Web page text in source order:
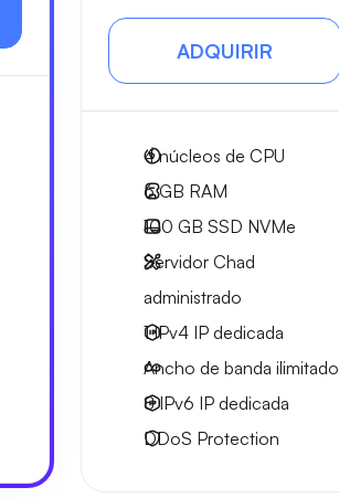
ADQUIRIR
4núcleos de CPU
6 GB RAM
100 GB SSD NVMe
Servidor Chad
administrado
1 IPv4 IP dedicada
Ancho de banda ilimitado
8 IPv6 IP dedicada
DDoS Protection